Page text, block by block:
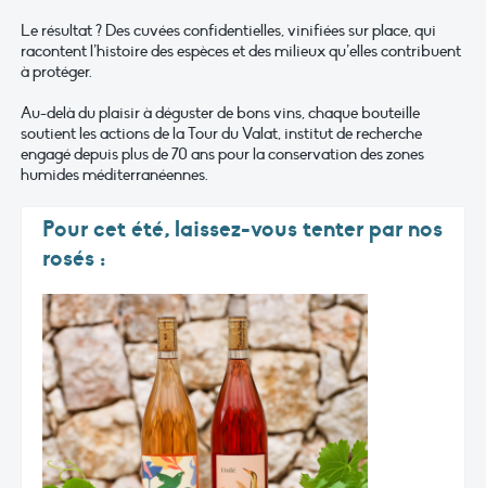
Le résultat ? Des cuvées confidentielles, vinifiées sur place, qui
racontent l’histoire des espèces et des milieux qu’elles contribuent
à protéger.
Au-delà du plaisir à déguster de bons vins, chaque bouteille
soutient les actions de la Tour du Valat, institut de recherche
engagé depuis plus de 70 ans pour la conservation des zones
humides méditerranéennes.
Pour cet été, laissez-vous tenter par nos
rosés :